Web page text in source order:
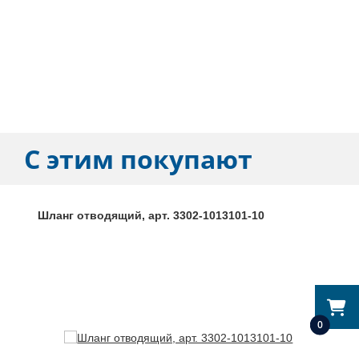
0
С этим покупают
Шланг отводящий, арт. 3302-1013101-10